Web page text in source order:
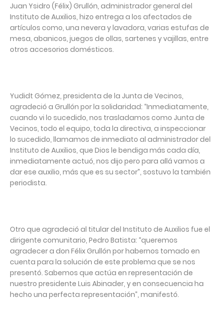
Juan Ysidro (Félix) Grullón, administrador general del
Instituto de Auxilios, hizo entrega a los afectados de
artículos como, una nevera y lavadora, varias estufas de
mesa, abanicos, juegos de ollas, sartenes y vajillas, entre
otros accesorios domésticos.
Yudidt Gómez, presidenta de la Junta de Vecinos,
agradeció a Grullón por la solidaridad: “Inmediatamente,
cuando vi lo sucedido, nos trasladamos como Junta de
Vecinos, todo el equipo, toda la directiva, a inspeccionar
lo sucedido, llamamos de inmediato al administrador del
Instituto de Auxilios, que Dios le bendiga más cada día,
inmediatamente actuó, nos dijo pero para allá vamos a
dar ese auxilio, más que es su sector”, sostuvo la también
periodista.
Otro que agradeció al titular del Instituto de Auxilios fue el
dirigente comunitario, Pedro Batista: “queremos
agradecer a don Félix Grullón por habernos tomado en
cuenta para la solución de este problema que se nos
presentó. Sabemos que actúa en representación de
nuestro presidente Luis Abinader, y en consecuencia ha
hecho una perfecta representación”, manifestó.